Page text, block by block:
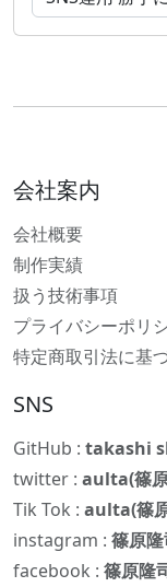
会社案内
会社概要
制作実績
扱う技術事項
プライバシーポリ
特定商取引法に基
SNS
GitHub : takashi
twitter : aulta(篠
Tik Tok : aulta(篠
instagram : 篠原隆
facebook : 篠原隆